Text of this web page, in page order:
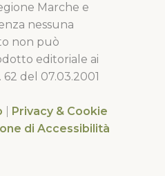
Marche e
nessuna
non può
editoriale ai
del 07.03.2001
Privacy & Cookie
di Accessibilità